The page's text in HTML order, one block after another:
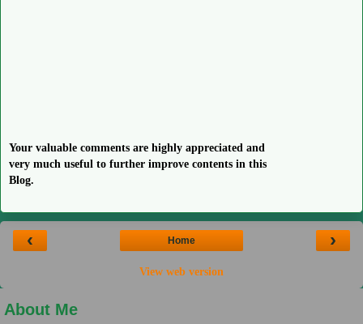
Your valuable comments are highly appreciated and
very much useful to further improve contents in this
Blog.
‹ ›
Home
View web version
About Me